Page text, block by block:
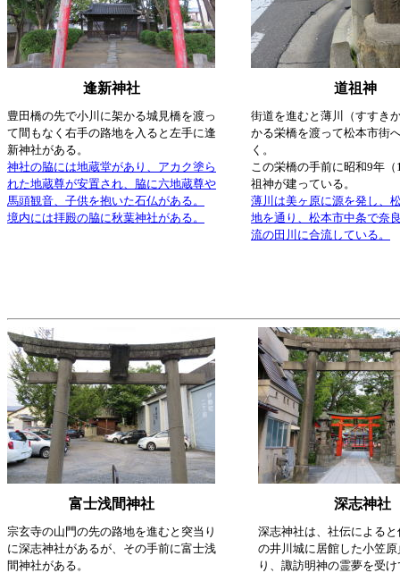
逢新神社 道祖神
豊田橋の先で小川に架かる城見橋を渡っ
て間もなく右手の路地を入ると左手に逢
新神社がある。
神社の脇には地蔵堂があり、アカク塗ら
れた地蔵尊が安置され、脇に六地蔵尊や
馬頭観音、子供を抱いた石仏がある。
境内には拝殿の脇に秋葉神社がある。
街道を進むと薄川（すすき
かる栄橋を渡って松本市街
く。
この栄橋の手前に昭和9年（
祖神が建っている。
薄川は美ヶ原に源を発し、
地を通り、松本市中条で奈
流の田川に合流している。
富士浅間神社 深志神社
宗玄寺の山門の先の路地を進むと突当り
に深志神社があるが、その手前に富士浅
間神社がある。
深志神社は、社伝による
の井川城に居館した小笠
り、諏訪明神の霊夢を受